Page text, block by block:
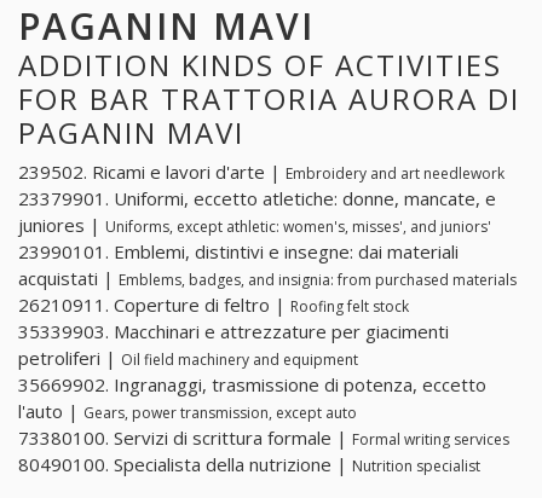
PAGANIN MAVI
ADDITION KINDS OF ACTIVITIES
FOR BAR TRATTORIA AURORA DI
PAGANIN MAVI
239502. Ricami e lavori d'arte | Embroidery and art needlework
23379901. Uniformi, eccetto atletiche: donne, mancate, e
juniores | Uniforms, except athletic: women's, misses', and juniors'
23990101. Emblemi, distintivi e insegne: dai materiali
acquistati | Emblems, badges, and insignia: from purchased materials
26210911. Coperture di feltro | Roofing felt stock
35339903. Macchinari e attrezzature per giacimenti
petroliferi | Oil field machinery and equipment
35669902. Ingranaggi, trasmissione di potenza, eccetto
l'auto | Gears, power transmission, except auto
73380100. Servizi di scrittura formale | Formal writing services
80490100. Specialista della nutrizione | Nutrition specialist